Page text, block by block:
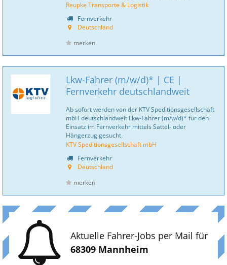
Reupke Transporte & Logistik
Fernverkehr
Deutschland
merken
Lkw-Fahrer (m/w/d)* | CE |
Fernverkehr deutschlandweit
Ab sofort werden von der KTV Speditionsgesellschaft
mbH deutschlandweit Lkw-Fahrer (m/w/d)* für den
Einsatz im Fernverkehr mittels Sattel- oder
Hängerzug gesucht.
KTV Speditionsgesellschaft mbH
Fernverkehr
Deutschland
merken
Aktuelle Fahrer-Jobs per Mail für
68309 Mannheim